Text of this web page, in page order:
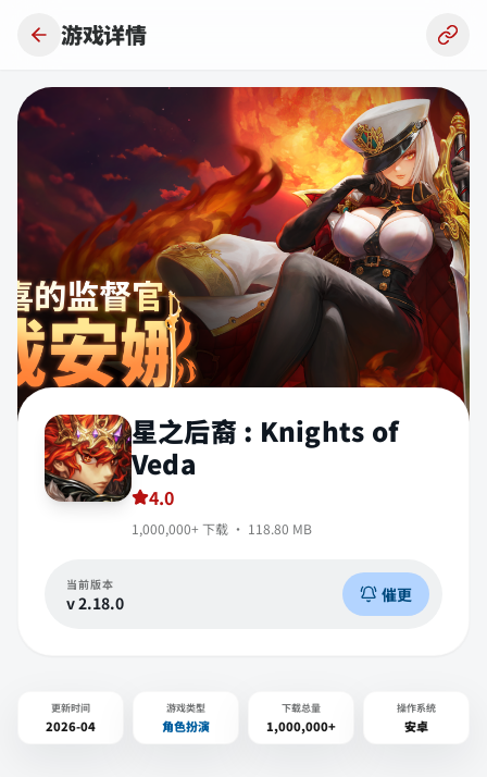
游戏详情
星之后裔 : Knights of
Veda
4.0
1,000,000+ 下载 · 118.80 MB
当前版本
v2.18.0 催更
更新时间
2026-04
游戏类型
角色扮演
下载总量
1,000,000+
操作系统
安卓